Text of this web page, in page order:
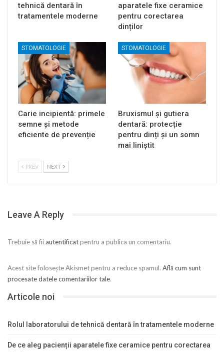
tehnică dentară în
tratamentele moderne
aparatele fixe ceramice
pentru corectarea
dinților
STOMATOLOGIE
Carie incipientă: primele
semne și metode
eficiente de prevenție
STOMATOLOGIE
Bruxismul și gutiera
dentară: protecție
pentru dinți și un somn
mai liniștit
PREV NEXT
Leave A Reply
Trebuie să fii autentificatpentru a publica un comentariu.
Acest site folosește Akismet pentru a reduce spamul. Află cum sunt
procesate datele comentariilor tale.
Articole noi
Rolul laboratorului de tehnică dentară în tratamentele moderne
De ce aleg pacienții aparatele fixe ceramice pentru corectarea